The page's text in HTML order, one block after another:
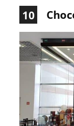
10